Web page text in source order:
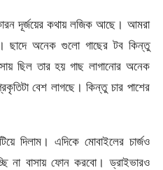
দূর্জয়ের কথায় লজিক আছে। আমরা
ছাদে অনেক গুলো গাছের টব কিন্তু
ছিল তার হয় গাছ লাগানোর অনেক
বেশ লাগছে। কিন্তু চার পাশের
দিলাম। এদিকে মোবাইলের চার্জও
না বাসায় ফোন করবো। ড্রাইভারও